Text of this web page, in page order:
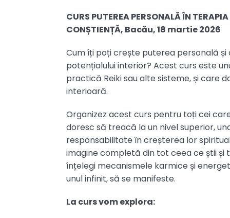
CURS PUTEREA PERSONALĂ ÎN
CONȘTIENȚĂ, Bacău, 18 martie 2026
Cum îți poți crește puterea personală
potențialului interior? Acest curs este
practică Reiki sau alte sisteme, și care
interioară.
Organizez acest curs pentru toți cei
doresc să treacă la un nivel superior,
responsabilitate în creșterea lor
imagine completă din tot ceea ce știi
înțelegi mecanismele karmice și
unul infinit, să se manifeste.
La curs vom explora: